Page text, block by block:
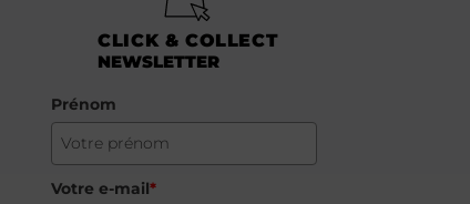
CLICK & COLLECT
NEWSLETTER
Prénom
Votre e-mail*